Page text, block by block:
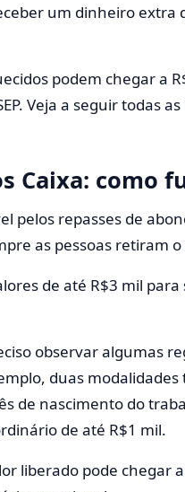
um dinheiro extra
podem chegar a
Veja a seguir todas
Caixa: como
pelos repasses de
as pessoas retiram
de até R$3 mil
observar algumas
duas
de nascimento do
de até R$1 mil.
liberado pode